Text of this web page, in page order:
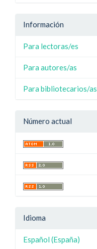
Información
Para lectoras/es
Para autores/as
Para bibliotecarios/as
Número actual
Idioma
Español (España)